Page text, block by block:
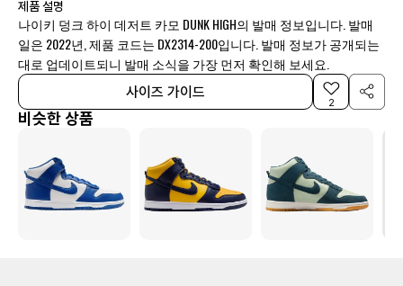
제품 설명
나이키 덩크 하이 데저트 카모 DUNK HIGH의 발매 정보입니다. 발매
일은 2022년, 제품 코드는 DX2314-200입니다. 발매 정보가 공개되는
대로 업데이트되니 발매 소식을 가장 먼저 확인해 보세요.
사이즈 가이드
2
비슷한 상품